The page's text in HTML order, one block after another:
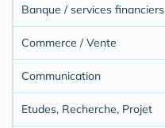
Banque / services financiers
Commerce / Vente
Communication
Etudes, Recherche, Projet